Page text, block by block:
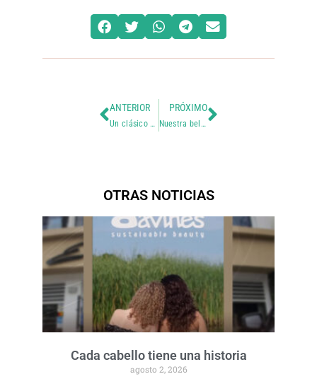
ANTERIOR
Un clásico que nunca deja de sentirse elegante
PRÓXIMO
Nuestra bellísima y querida @pamelavalqui
OTRAS NOTICIAS
Cada cabello tiene una historia
agosto 2, 2026